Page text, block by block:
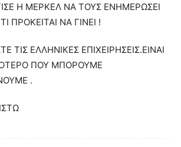
Η ΜΕΡΚΕΛ ΝΑ ΤΟΥΣ ΕΝΗΜΕΡΩΣΕΙ
ΠΡΟΚΕΙΤΑΙ ΝΑ ΓΙΝΕΙ !
ΤΙΣ ΕΛΛΗΝΙΚΕΣ ΕΠΙΧΕΙΡΗΣΕΙΣ.ΕΙΝΑΙ
ΠΟΥ ΜΠΟΡΟΥΜΕ
.